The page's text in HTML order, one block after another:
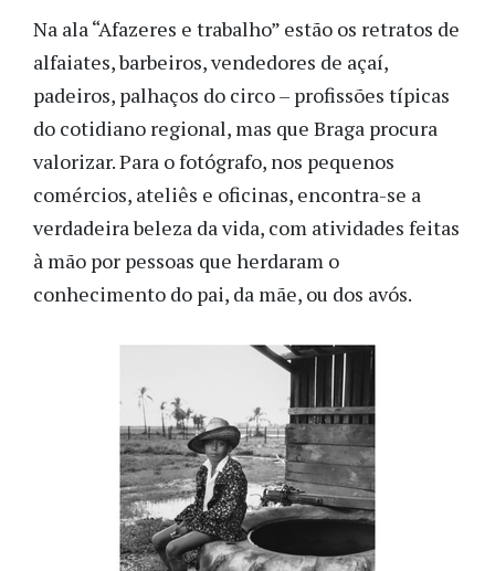
Na ala “Afazeres e trabalho” estão os retratos de
alfaiates, barbeiros, vendedores de açaí,
padeiros, palhaços do circo – profissões típicas
do cotidiano regional, mas que Braga procura
valorizar. Para o fotógrafo, nos pequenos
comércios, ateliês e oficinas, encontra-se a
verdadeira beleza da vida, com atividades feitas
à mão por pessoas que herdaram o
conhecimento do pai, da mãe, ou dos avós.